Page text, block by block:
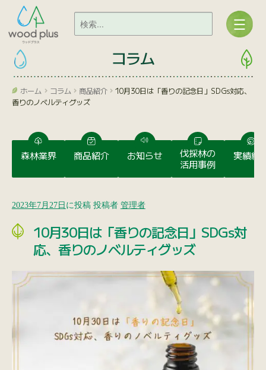
コラム
ホーム コラム 商品紹介
10月30日は「香りの記念日」SDGs対応、
香りのノベルティグッズ
森林業界 商品紹介 お知らせ
伐採林の
活用事例
実績紹
2023年7月27日 に投稿 投稿者 管理者
10月30日は「香りの記念日」SDGs対
応、香りのノベルティグッズ